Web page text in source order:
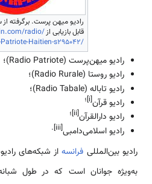
قابل بازیابی ازradio/
Haitien-s295042/
رادیو میهن‌پرست (Radio Patriote)؛
رادیو روستا (Radio Rurale)؛
رادیو تاباله (Radio Tabale)؛
رادیو قرآن[i]؛
رادیو دارالقرآن[ii]؛
رادیو اسلامی‌دامبی[iii].
رادیو بین‌المللی فرانسه از شبکه‌های
به‌ویژه جوانان است که در طول